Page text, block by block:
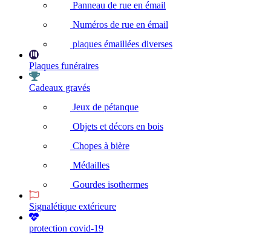
Panneau de rue en émail
Numéros de rue en émail
plaques émaillées diverses
Plaques funéraires
Cadeaux gravés
Jeux de pétanque
Objets et décors en bois
Chopes à bière
Médailles
Gourdes isothermes
Signalétique extérieure
protection covid-19